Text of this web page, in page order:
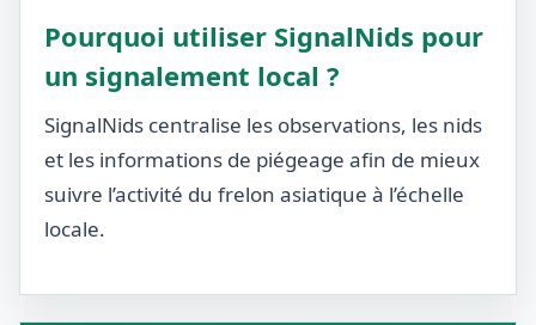
Pourquoi utiliser SignalNids pour
un signalement local ?
SignalNids centralise les observations, les nids
et les informations de piégeage afin de mieux
suivre l’activité du frelon asiatique à l’échelle
locale.